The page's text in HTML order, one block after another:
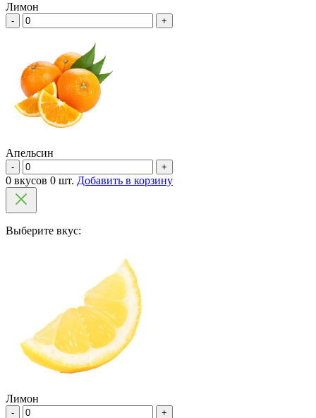
Лимон
- +
Апельсин
- +
0 вкусов 0 шт. Добавить в корзину
Выберите вкус:
Лимон
- +